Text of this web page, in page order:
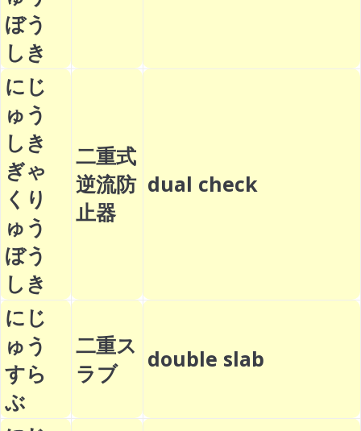
ぼう
しき
にじ
ゅう
しき
ぎゃ
くり
ゅう
ぼう
しき
二重式
逆流防
止器
dual check
にじ
ゅう
すら
ぶ
二重ス
ラブ
double slab